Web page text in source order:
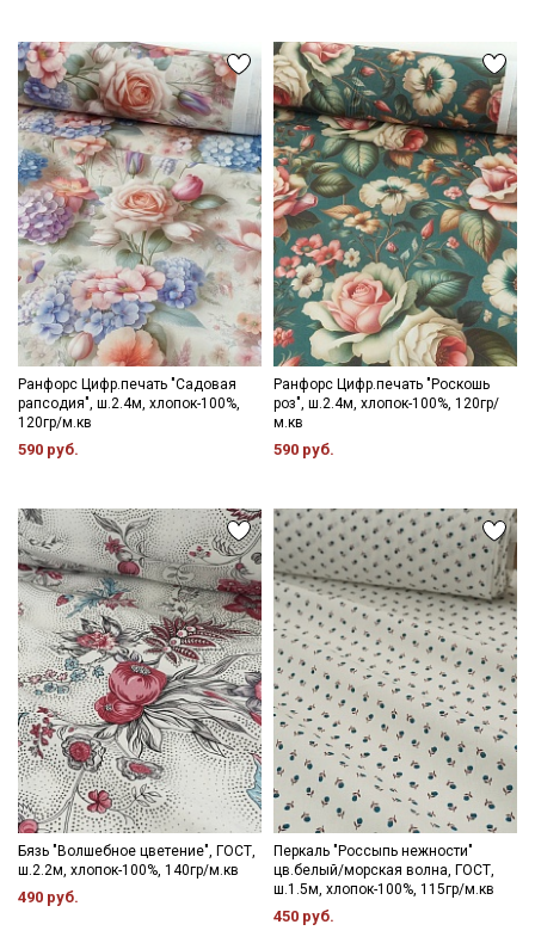
Ранфорс Цифр.печать "Садовая
рапсодия", ш.2.4м, хлопок-100%,
120гр/м.кв
590 руб.
Ранфорс Цифр.печать "Роскошь
роз", ш.2.4м, хлопок-100%, 120гр/
м.кв
590 руб.
Бязь "Волшебное цветение", ГОСТ,
ш.2.2м, хлопок-100%, 140гр/м.кв
490 руб.
Перкаль "Россыпь нежности"
цв.белый/морская волна, ГОСТ,
ш.1.5м, хлопок-100%, 115гр/м.кв
450 руб.
Электронная почта
Подписаться
Ознакомлен(а) сПолитикой обработки персональных
данныхи даюСогласие на обработку персональных
данных
ДаюСогласие на получение рекламных и
информационных рассылок